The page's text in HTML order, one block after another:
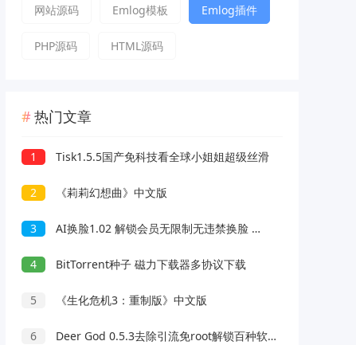
网站源码 Emlog模板 Emlog插件
PHP源码 HTML源码
热门文章
1 Tisk1.5.5国产免科技看全球小姐姐超级丝滑
2 《莉莉幻想曲》中文版
3 AI换脸1.02 解锁会员无限制无违禁换脸 支持照片/视频
4 BitTorrent种子 磁力下载器多协议下载
5 《生化危机3：重制版》中文版
6 Deer God 0.5.3去除引流免root解锁百种软件会员